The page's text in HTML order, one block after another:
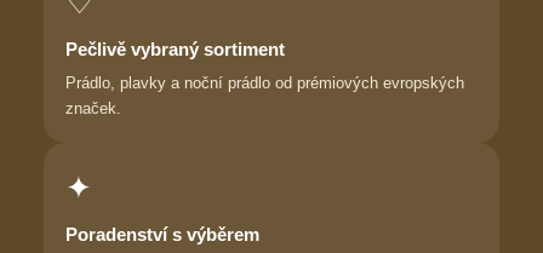
Pečlivě vybraný sortiment
Prádlo, plavky a noční prádlo od prémiových evropských
značek.
✦
Poradenství s výběrem